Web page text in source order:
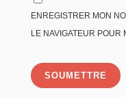
ENREGISTRER MON
LE NAVIGATEUR POUR